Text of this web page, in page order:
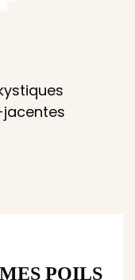
POILS